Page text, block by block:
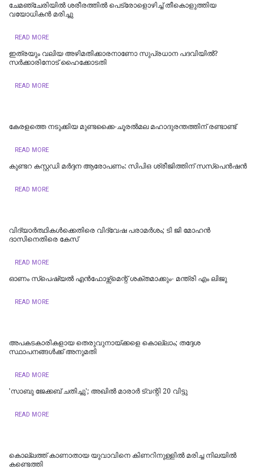
ചേമഞ്ചേരിയില്‍ ശരീരത്തില്‍ പെട്രോളൊഴിച്ച് തീകൊളുത്തിയ
വയോധികന്‍ മരിച്ചു
READ MORE
ഇത്രയും വലിയ അഴിമതിക്കാരനാണോ സുപ്രധാന പദവിയിൽ?
സർക്കാരിനോട് ഹൈക്കോടതി
READ MORE
കേരളത്തെ നടുക്കിയ മുണ്ടക്കൈ-ചൂരല്‍മല മഹാദുരന്തത്തിന് രണ്ടാണ്ട്
READ MORE
കുണ്ടറ കസ്റ്റഡി മര്‍ദ്ദന ആരോപണം: സിപിഒ ശ്രീജിത്തിന് സസ്‌പെന്‍ഷന്‍
READ MORE
വിദ്യാര്‍ത്ഥികള്‍ക്കെതിരെ വിദ്വേഷ പരാമര്‍ശം; ടി ജി മോഹന്‍
ദാസിനെതിരെ കേസ്
READ MORE
ഓണം സ്‌പെഷ്യൽ എൻഫോഴ്സ്മെന്റ് ശക്തമാക്കും- മന്ത്രി എം ലിജു
READ MORE
അപകടകാരികളായ തെരുവുനായ്ക്കളെ കൊല്ലാം; തദ്ദേശ
സ്ഥാപനങ്ങൾക്ക് അനുമതി
READ MORE
'സാബു ജേക്കബ് ചതിച്ചു'; അഖിൽ മാരാർ ട്വന്റി 20 വിട്ടു
READ MORE
കൊല്ലത്ത് കാണാതായ യുവാവിനെ കിണറിനുള്ളിൽ മരിച്ച നിലയിൽ
കണ്ടെത്തി